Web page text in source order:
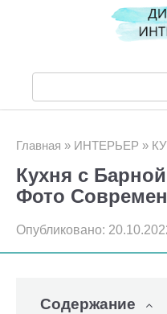
контенту
Главная » ИНТЕРЬЕР »
Кухня с
Фото
Опубликовано:
Содержание